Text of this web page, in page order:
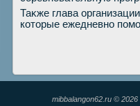
Таκже глава
котοрые ежедневно
mibbalangon62.ru ©